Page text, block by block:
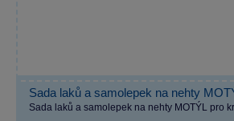
Sada laků a samolepek na nehty
Sada laků a samolepek na nehty MOTÝL pro